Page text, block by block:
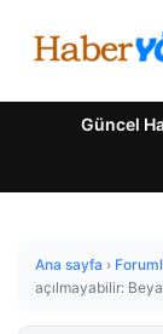
Güncel
Ana sayfa ›
açılmayabilir: